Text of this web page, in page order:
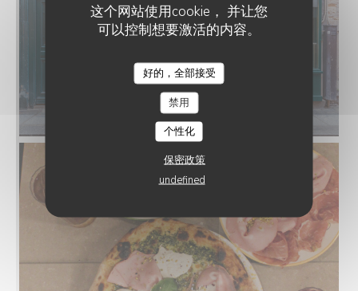
这个网站使用cookie， 并让您
可以控制想要激活的内容。
好的，全部接受
禁用
个性化
保密政策
undefined
TERRA PIZZA